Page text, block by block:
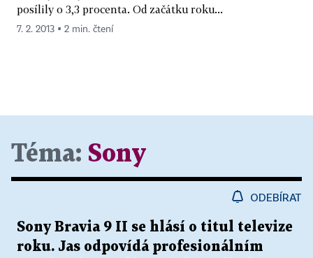
posílily o 3,3 procenta. Od začátku roku...
7. 2. 2013 ▪ 2 min. čtení
Téma: Sony
ODEBÍRAT
Sony Bravia 9 II se hlásí o titul televize
roku. Jas odpovídá profesionálním